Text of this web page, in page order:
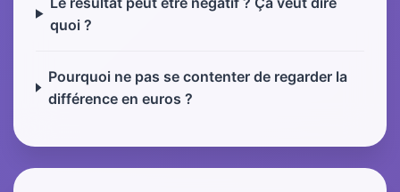
quoi ?
Pourquoi ne pas se contenter de regarder la
différence en euros ?